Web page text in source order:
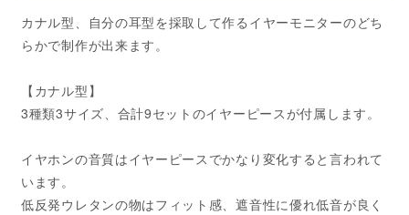
カナル型、自分の耳型を採取して作るイヤーモニターのどち
らかで制作が出来ます。
【カナル型】
3種類3サイズ、合計9セットのイヤーピースが付属します。
イヤホンの音質はイヤーピースでかなり変化すると言われて
います。
低反発ウレタンの物はフィット感、遮音性に優れ低音が良く